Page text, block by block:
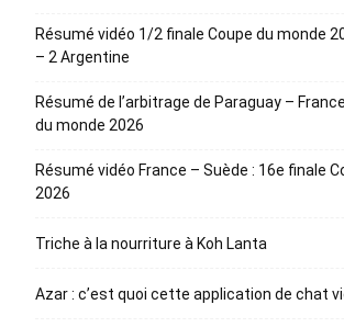
Résumé vidéo 1/2 finale Coupe du monde
– 2 Argentine
Résumé de l’arbitrage de Paraguay –
du monde 2026
Résumé vidéo France – Suède : 16e finale
2026
Triche à la nourriture à Koh Lanta
Azar : c’est quoi cette application de chat